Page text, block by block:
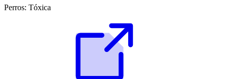
Perros: Tóxica